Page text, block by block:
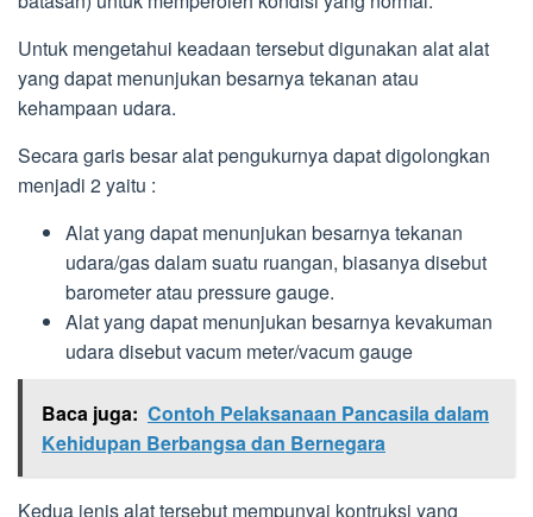
Untuk mengetahui keadaan tersebut digunakan alat alat
yang dapat menunjukan besarnya tekanan atau
kehampaan udara.
Secara garis besar alat pengukurnya dapat digolongkan
menjadi 2 yaitu :
Alat yang dapat menunjukan besarnya tekanan
udara/gas dalam suatu ruangan, biasanya disebut
barometer atau pressure gauge.
Alat yang dapat menunjukan besarnya kevakuman
udara disebut vacum meter/vacum gauge
Baca juga: Contoh Pelaksanaan Pancasila dalam
Kehidupan Berbangsa dan Bernegara
Kedua jenis alat tersebut mempunyai kontruksi yang